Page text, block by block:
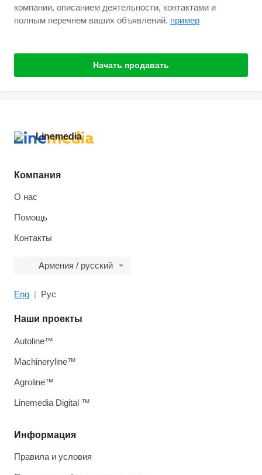
компании, описанием деятельности, контактами и
полным перечнем ваших объявлений. пример
Начать продавать
Компания
О нас
Помощь
Контакты
Армения / русский
Eng Рус
Информация
Правила и условия
Наши проекты
Autoline™
Machineryline™
Agroline™
Linemedia Digital ™